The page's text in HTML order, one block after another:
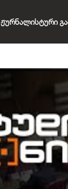
Ჟურნალისტური